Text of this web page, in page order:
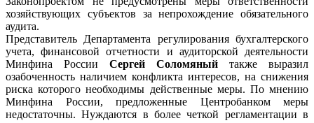
хозяйствующих субъектов за непрохождение обязательного
аудита.
Представитель Департамента регулирования бухгалтерского
учета, финансовой отчетности и аудиторской деятельности
Минфина России Сергей Соломяный также выразил
озабоченность наличием конфликта интересов, на снижения
риска которого необходимы действенные меры. По мнению
Минфина России, предложенные Центробанком меры
недостаточны. Нуждаются в более четкой регламентации в